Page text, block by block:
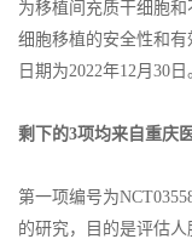
为移植间充质干细胞
细胞移植的安全性和
日期为2022年12月30日
剩下的3项均来自重庆
第一项编号为
的研究，目的是评估